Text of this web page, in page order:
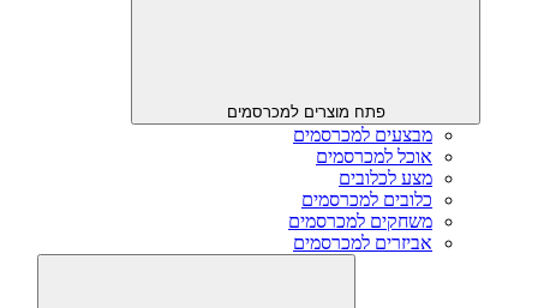
פתח מוצרים למכרסמים
מבצעים למכרסמים
אוכל למכרסמים
מצע לכלובים
כלובים למכרסמים
משחקים למכרסמים
אביזרים למכרסמים